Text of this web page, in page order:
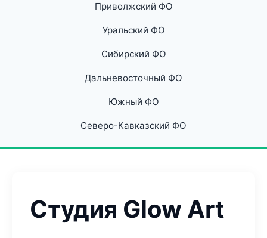
Приволжский ФО
Уральский ФО
Сибирский ФО
Дальневосточный ФО
Южный ФО
Северо-Кавказский ФО
Студия Glow Art